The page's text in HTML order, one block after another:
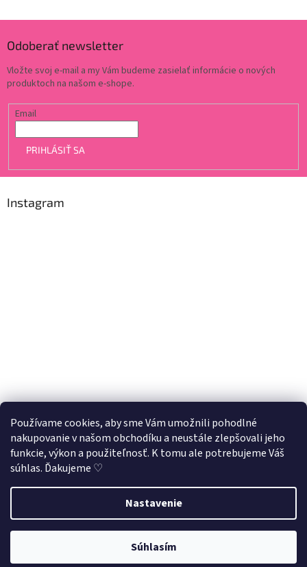
Používame cookies, aby sme Vám umožnili pohodlné
nakupovanie v našom obchodíku a neustále zlepšovali jeho
funkcie, výkon a použiteľnosť. K tomu ale potrebujeme Váš
súhlas. Ďakujeme ♡
Nastavenie
Súhlasím
Využite našu letnú 33% zľavu na všetky produktyv kategórii
. Stačí zadať v košíku kód LETO33
Odoberať newsletter
Vložte svoj e-mail a my Vám budeme zasielať informácie o nových
produktoch na našom e-shope.
Email
PRIHLÁSIŤ SA
Instagram
Sledovať na Instagrame
Copyright 2026Puzzliky ♡. Všetky práva vyhradené.Upraviť
nastavenie cookies